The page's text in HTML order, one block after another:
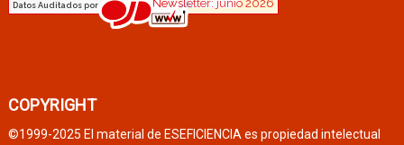
COPYRIGHT
©1999-2025 El material de ESEFICIENCIA es propiedad intelectual